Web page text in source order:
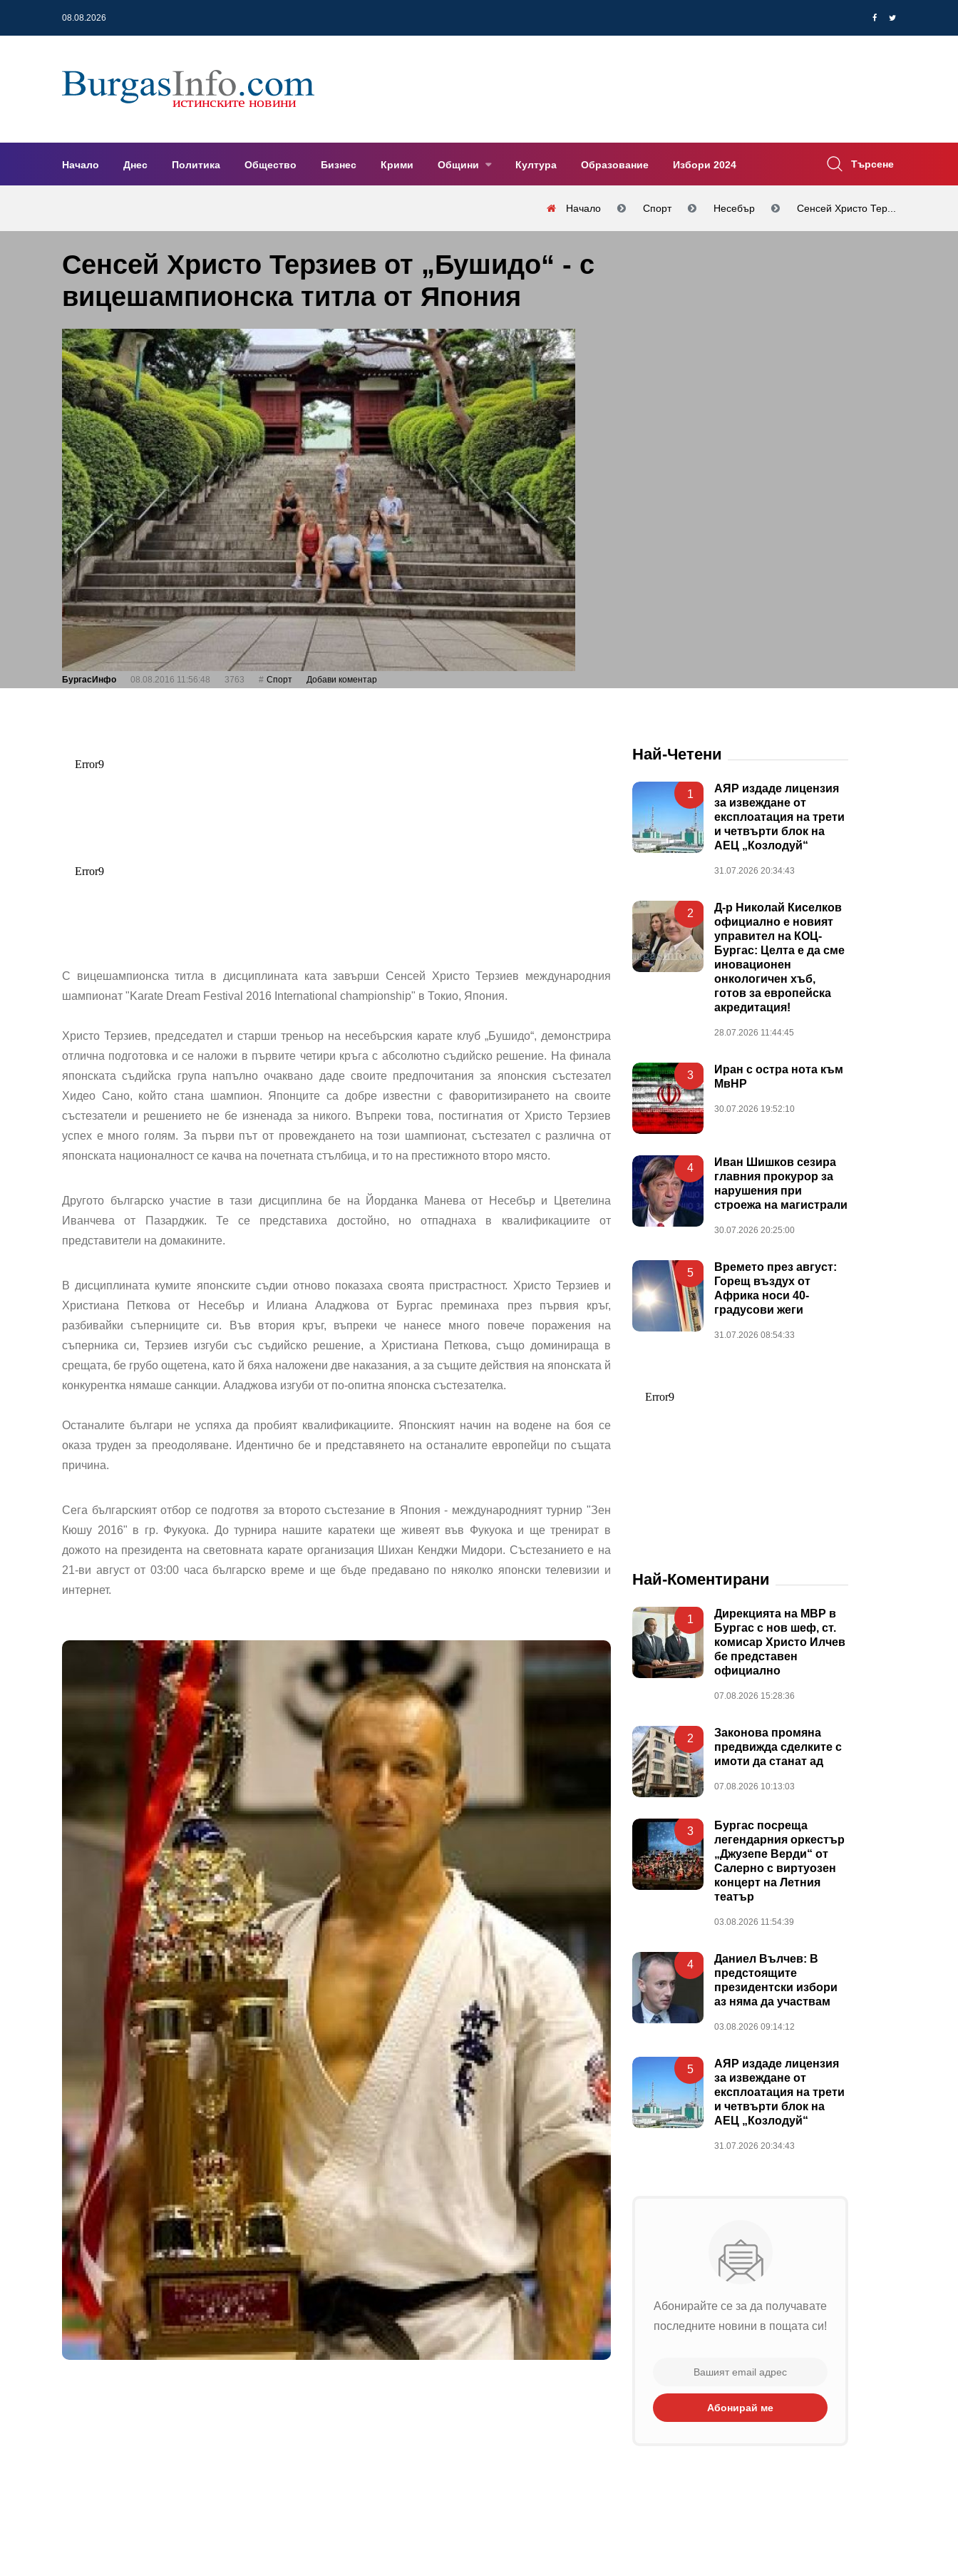
08.08.2026
Начало Днес Политика Общество Бизнес Крими Общини Култура Образование Избори 2024 Търсене
Начало Спорт Несебър Сенсей Христо Тер...
Сенсей Христо Терзиев от „Бушидо“ - с
вицешампионска титла от Япония
БургасИнфо 08.08.2016 11:56:48 3763 Спорт Добави коментар
С вицешампионска титла в дисциплината ката завърши Сенсей Христо Терзиев международния
шампионат "Karate Dream Festival 2016 International championship" в Токио, Япония.
Христо Терзиев, председател и старши треньор на несебърския карате клуб „Бушидо“, демонстрира
отлична подготовка и се наложи в първите четири кръга с абсолютно съдийско решение. На финала
японската съдийска група напълно очаквано даде своите предпочитания за японския състезател
Хидео Сано, който стана шампион. Японците са добре известни с фаворитизирането на своите
състезатели и решението не бе изненада за никого. Въпреки това, постигнатия от Христо Терзиев
успех е много голям. За първи път от провеждането на този шампионат, състезател с различна от
японската националност се качва на почетната стълбица, и то на престижното второ място.
Другото българско участие в тази дисциплина бе на Йорданка Манева от Несебър и Цветелина
Иванчева от Пазарджик. Те се представиха достойно, но отпаднаха в квалификациите от
представители на домакините.
В дисциплината кумите японските съдии отново показаха своята пристрастност. Христо Терзиев и
Христиана Петкова от Несебър и Илиана Аладжова от Бургас преминаха през първия кръг,
разбивайки съперниците си. Във втория кръг, въпреки че нанесе много повече поражения на
съперника си, Терзиев изгуби със съдийско решение, а Христиана Петкова, също доминираща в
срещата, бе грубо ощетена, като й бяха наложени две наказания, а за същите действия на японската й
конкурентка нямаше санкции. Аладжова изгуби от по-опитна японска състезателка.
Останалите българи не успяха да пробият квалификациите. Японският начин на водене на боя се
оказа труден за преодоляване. Идентично бе и представянето на останалите европейци по същата
причина.
Сега българският отбор се подготвя за второто състезание в Япония - международният турнир "Зен
Кюшу 2016" в гр. Фукуока. До турнира нашите каратеки ще живеят във Фукуока и ще тренират в
дожото на президента на световната карате организация Шихан Кенджи Мидори. Състезанието е на
21-ви август от 03:00 часа българско време и ще бъде предавано по няколко японски телевизии и
интернет.
Най-Четени
1
АЯР издаде лицензия
за извеждане от
експлоатация на трети
и четвърти блок на
АЕЦ „Козлодуй“
31.07.2026 20:34:43
2
Д-р Николай Киселков
официално е новият
управител на КОЦ-
Бургас: Целта е да сме
иновационен
онкологичен хъб,
готов за европейска
акредитация!
28.07.2026 11:44:45
3
Иран с остра нота към
МвНР
30.07.2026 19:52:10
4
Иван Шишков сезира
главния прокурор за
нарушения при
строежа на магистрали
30.07.2026 20:25:00
5
Времето през август:
Горещ въздух от
Африка носи 40-
градусови жеги
31.07.2026 08:54:33
Най-Коментирани
1
Дирекцията на МВР в
Бургас с нов шеф, ст.
комисар Христо Илчев
бе представен
официално
07.08.2026 15:28:36
2
Законова промяна
предвижда сделките с
имоти да станат ад
07.08.2026 10:13:03
3
Бургас посреща
легендарния оркестър
„Джузепе Верди“ от
Салерно с виртуозен
концерт на Летния
театър
03.08.2026 11:54:39
4
Даниел Вълчев: В
предстоящите
президентски избори
аз няма да участвам
03.08.2026 09:14:12
5
АЯР издаде лицензия
за извеждане от
експлоатация на трети
и четвърти блок на
АЕЦ „Козлодуй“
31.07.2026 20:34:43
Абонирайте се за да получавате
последните новини в пощата си!
Абонирай ме